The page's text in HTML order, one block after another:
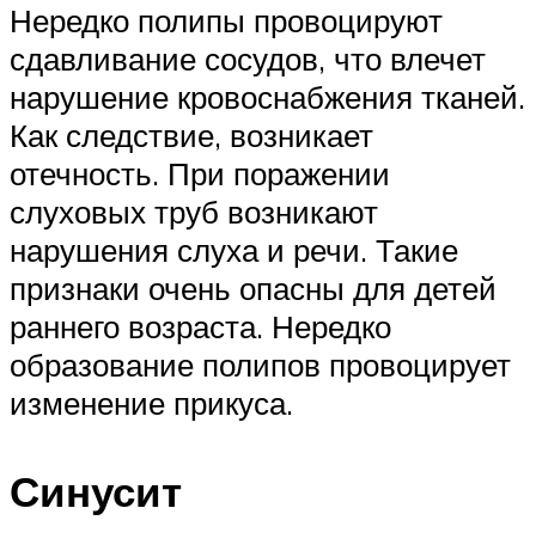
Нередко полипы провоцируют
сдавливание сосудов, что влечет
нарушение кровоснабжения тканей.
Как следствие, возникает
отечность. При поражении
слуховых труб возникают
нарушения слуха и речи. Такие
признаки очень опасны для детей
раннего возраста. Нередко
образование полипов провоцирует
изменение прикуса.
Синусит